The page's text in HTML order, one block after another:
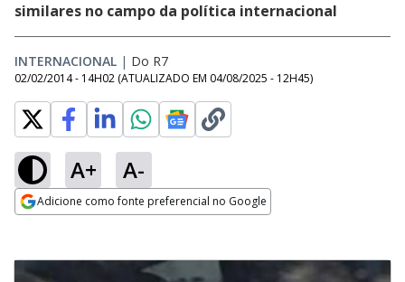
similares no campo da política internacional
INTERNACIONAL | Do R7
02/02/2014 - 14H02 (ATUALIZADO EM 04/08/2025 - 12H45)
A+ A-
Adicione como fonte preferencial no Google